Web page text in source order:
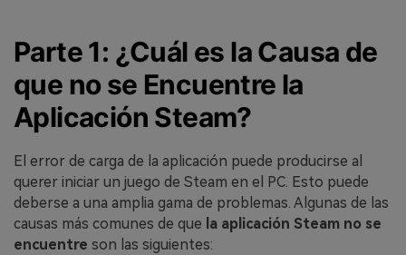
Parte 1: ¿Cuál es la Causa de
que no se Encuentre la
Aplicación Steam?
El error de carga de la aplicación puede producirse al
querer iniciar un juego de Steam en el PC. Esto puede
deberse a una amplia gama de problemas. Algunas de las
causas más comunes de que la aplicación Steam no se
encuentre son las siguientes: